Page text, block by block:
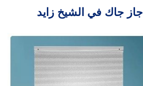
جاك في الشيخ زايد